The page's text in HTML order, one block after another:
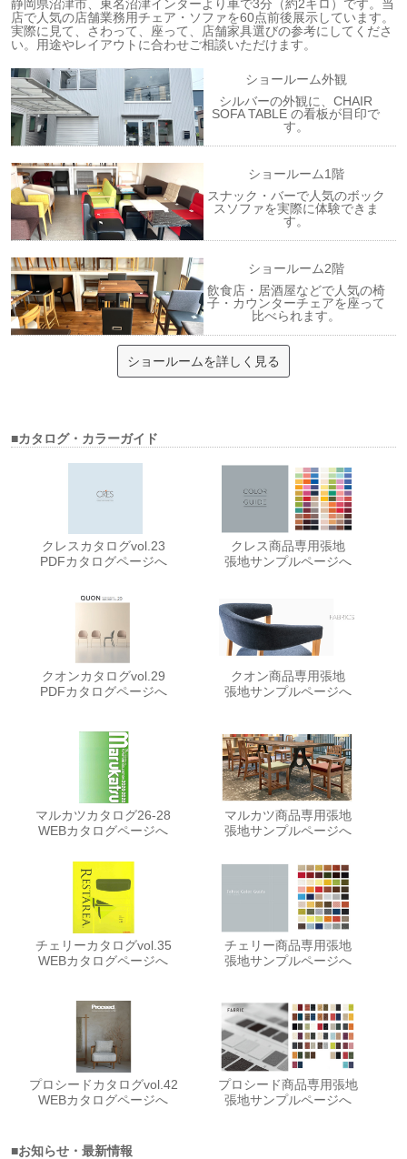
静岡県沼津市、東名沼津インターより車で3分（約2キロ）です。当
店で人気の店舗業務用チェア・ソファを60点前後展示しています。
実際に見て、さわって、座って、店舗家具選びの参考にしてくださ
い。用途やレイアウトに合わせご相談いただけます。
ショールーム外観
シルバーの外観に、CHAIR
SOFA TABLE の看板が目印で
す。
ショールーム1階
スナック・バーで人気のボック
スソファを実際に体験できま
す。
ショールーム2階
飲食店・居酒屋などで人気の椅
子・カウンターチェアを座って
比べられます。
ショールームを詳しく見る
■カタログ・カラーガイド
クレスカタログvol.23
PDFカタログページへ
クレス商品専用張地
張地サンプルページへ
クオンカタログvol.29
PDFカタログページへ
クオン商品専用張地
張地サンプルページへ
マルカツカタログ26-28
WEBカタログページへ
マルカツ商品専用張地
張地サンプルページへ
チェリーカタログvol.35
WEBカタログページへ
チェリー商品専用張地
張地サンプルページへ
プロシードカタログvol.42
WEBカタログページへ
プロシード商品専用張地
張地サンプルページへ
■お知らせ・最新情報